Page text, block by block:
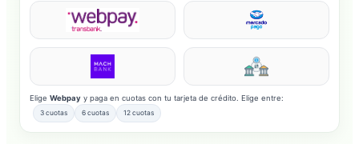
Elige Webpay y paga en cuotas con tu tarjeta de crédito. Elige entre:
3 cuotas 6 cuotas 12 cuotas